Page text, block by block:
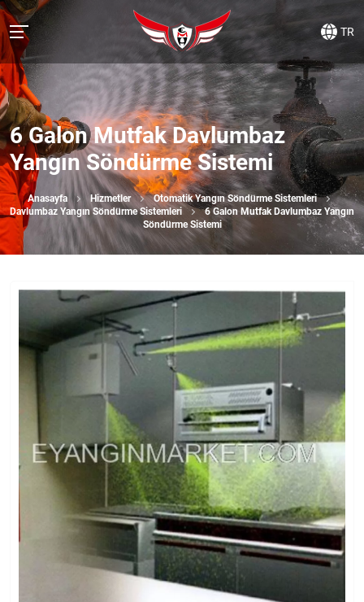
TR
6 Galon Mutfak Davlumbaz
Yangın Söndürme Sistemi
Anasayfa Hizmetler
Otomatik Yangın Söndürme Sistemleri
Davlumbaz Yangın Söndürme Sistemleri
6 Galon Mutfak Davlumbaz Yangın
Söndürme Sistemi